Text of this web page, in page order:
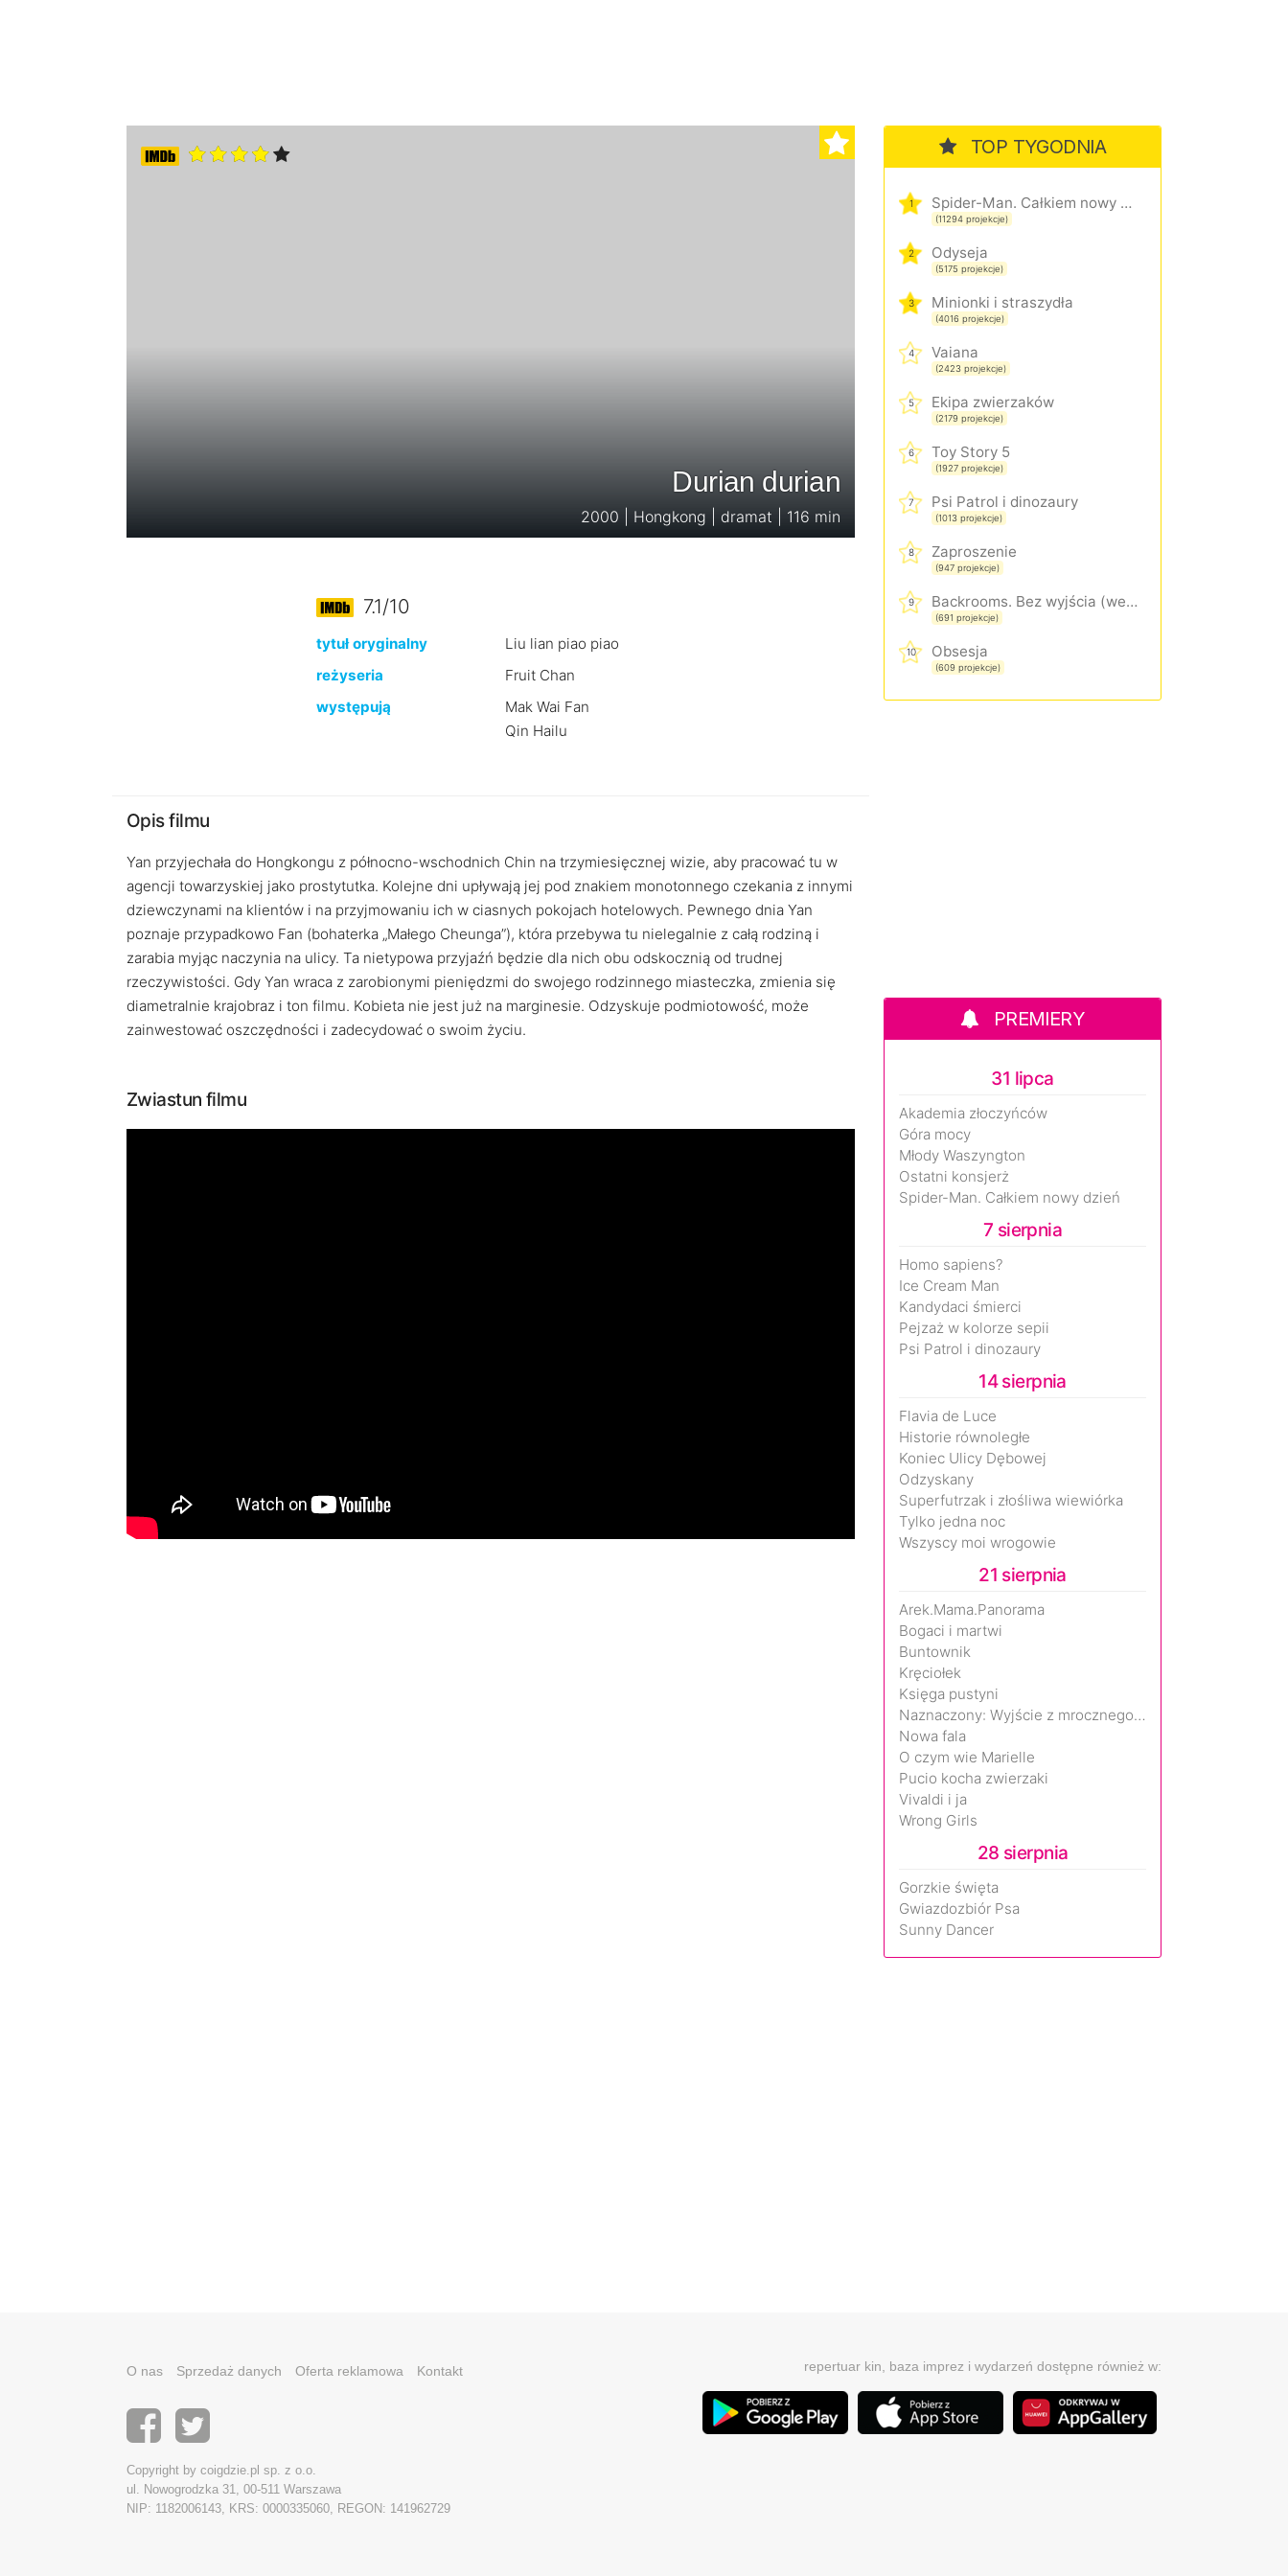
Durian durian
2000 | Hongkong | dramat | 116 min
7.1/10
tytuł oryginalny
Liu lian piao piao
reżyseria
Fruit Chan
występują
Mak Wai Fan
Qin Hailu
Opis filmu
Yan przyjechała do Hongkongu z północno-wschodnich Chin na trzymiesięcznej wizie, aby pracować tu w
agencji towarzyskiej jako prostytutka. Kolejne dni upływają jej pod znakiem monotonnego czekania z innymi
dziewczynami na klientów i na przyjmowaniu ich w ciasnych pokojach hotelowych. Pewnego dnia Yan
poznaje przypadkowo Fan (bohaterka „Małego Cheunga”), która przebywa tu nielegalnie z całą rodziną i
zarabia myjąc naczynia na ulicy. Ta nietypowa przyjaźń będzie dla nich obu odskocznią od trudnej
rzeczywistości. Gdy Yan wraca z zarobionymi pieniędzmi do swojego rodzinnego miasteczka, zmienia się
diametralnie krajobraz i ton filmu. Kobieta nie jest już na marginesie. Odzyskuje podmiotowość, może
zainwestować oszczędności i zadecydować o swoim życiu.
Zwiastun filmu
TOP TYGODNIA
1 Spider-Man. Całkiem nowy dzień
(11294 projekcje)
2 Odyseja
(5175 projekcje)
3 Minionki i straszydła
(4016 projekcje)
4 Vaiana
(2423 projekcje)
5 Ekipa zwierzaków
(2179 projekcje)
6 Toy Story 5
(1927 projekcje)
7 Psi Patrol i dinozaury
(1013 projekcje)
8 Zaproszenie
(947 projekcje)
9 Backrooms. Bez wyjścia (wersja rozszerzona)
(691 projekcje)
10 Obsesja
(609 projekcje)
PREMIERY
31 lipca
Akademia złoczyńców
Góra mocy
Młody Waszyngton
Ostatni konsjerż
Spider-Man. Całkiem nowy dzień
7 sierpnia
Homo sapiens?
Ice Cream Man
Kandydaci śmierci
Pejzaż w kolorze sepii
Psi Patrol i dinozaury
14 sierpnia
Flavia de Luce
Historie równoległe
Koniec Ulicy Dębowej
Odzyskany
Superfutrzak i złośliwa wiewiórka
Tylko jedna noc
Wszyscy moi wrogowie
21 sierpnia
Arek.Mama.Panorama
Bogaci i martwi
Buntownik
Kręciołek
Księga pustyni
Naznaczony: Wyjście z mrocznego wymiaru
Nowa fala
O czym wie Marielle
Pucio kocha zwierzaki
Vivaldi i ja
Wrong Girls
28 sierpnia
Gorzkie święta
Gwiazdozbiór Psa
Sunny Dancer
O nas Sprzedaż danych Oferta reklamowa Kontakt
Copyright by coigdzie.pl sp. z o.o.
ul. Nowogrodzka 31, 00-511 Warszawa
NIP: 1182006143, KRS: 0000335060, REGON: 141962729
repertuar kin, baza imprez i wydarzeń dostępne również w: